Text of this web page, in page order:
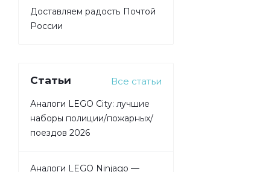
Доставляем радость Почтой
России
Статьи Все статьи
Аналоги LEGO City: лучшие
наборы полиции/пожарных/
поездов 2026
Аналоги LEGO Ninjago —